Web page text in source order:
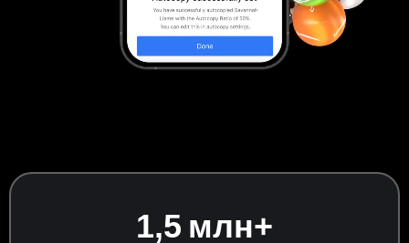
1,5 млн+